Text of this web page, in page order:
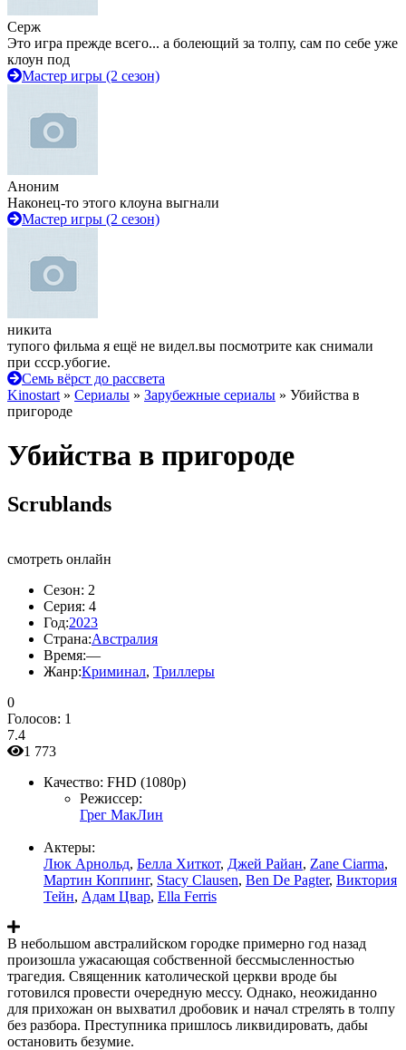
Серж
Это игра прежде всего... а болеющий за толпу, сам по себе уже
клоун под
Мастер игры (2 сезон)
Аноним
Наконец-то этого клоуна выгнали
Мастер игры (2 сезон)
никита
тупого фильма я ещё не видел.вы посмотрите как снимали
при ссср.убогие.
Семь вёрст до рассвета
Kinostart » Сериалы » Зарубежные сериалы » Убийства в
пригороде
Убийства в пригороде
Scrublands
смотреть онлайн
Сезон: 2
Серия: 4
Год:2023
Страна:Австралия
Время:—
Жанр:Криминал, Триллеры
0
Голосов: 1
7.4
1 773
Качество: FHD (1080p)
Режиссер:
Грег МакЛин
Актеры:
Люк Арнольд, Белла Хиткот, Джей Райан, Zane Ciarma,
Мартин Коппинг, Stacy Clausen, Ben De Pagter, Виктория
Тейн, Адам Цвар, Ella Ferris
В небольшом австралийском городке примерно год назад
произошла ужасающая собственной бессмысленностью
трагедия. Священник католической церкви вроде бы
готовился провести очередную мессу. Однако, неожиданно
для прихожан он выхватил дробовик и начал стрелять в толпу
без разбора. Преступника пришлось ликвидировать, дабы
остановить безумие.